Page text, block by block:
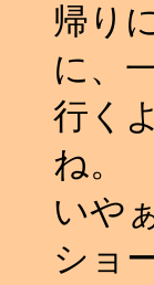
帰り
に、
行く
ね。
いや
ショ